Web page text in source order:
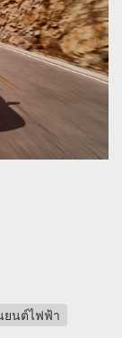
ยนต์ไฟฟ้า